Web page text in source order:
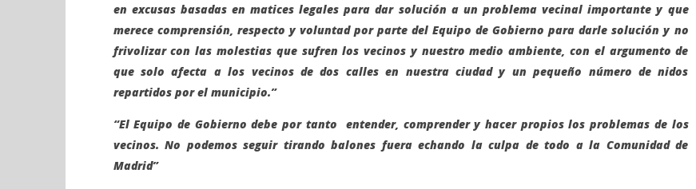
en excusas basadas en matices legales para dar solución a un problema vecinal importante y que
merece comprensión, respecto y voluntad por parte del Equipo de Gobierno para darle solución y no
frivolizar con las molestias que sufren los vecinos y nuestro medio ambiente, con el argumento de
que solo afecta a los vecinos de dos calles en nuestra ciudad y un pequeño número de nidos
repartidos por el municipio.”
“El Equipo de Gobierno debe por tanto entender, comprender y hacer propios los problemas de los
vecinos. No podemos seguir tirando balones fuera echando la culpa de todo a la Comunidad de
Madrid”